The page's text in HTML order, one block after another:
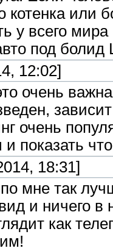
котенка или
у всего
под
12:02]
очень
очень
показать
18:31]
мне так
и ничего
как